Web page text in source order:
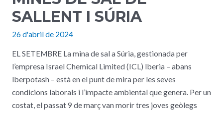
SALLENT I SÚRIA
26 d'abril de 2024
EL SETEMBRE La mina de sal a Súria, gestionada per
l’empresa Israel Chemical Limited (ICL) Iberia – abans
Iberpotash – està en el punt de mira per les seves
condicions laborals i l’impacte ambiental que genera. Per un
costat, el passat 9 de març van morir tres joves geòlegs